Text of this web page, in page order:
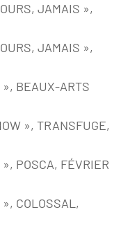
JAMAIS »,
JAMAIS »,
BEAUX-ARTS
», TRANSFUGE,
POSCA, FÉVRIER
COLOSSAL,